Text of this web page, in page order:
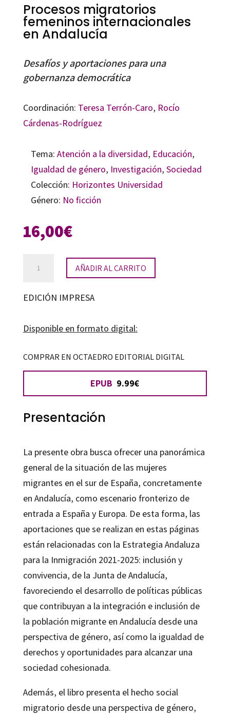
Procesos migratorios
femeninos internacionales
en Andalucía
Desafíos y aportaciones para una
gobernanza democrática
Coordinación: Teresa Terrón-Caro, Rocío
Cárdenas-Rodríguez
Tema: Atención a la diversidad, Educación,
Igualdad de género, Investigación, Sociedad
Colección: Horizontes Universidad
Género: No ficción
16,00€
migratorios
femeninos
en
Andalucía
cantidad
AÑADIR AL CARRITO
EDICIÓN IMPRESA
Disponible en formato digital:
COMPRAR EN OCTAEDRO EDITORIAL DIGITAL
EPUB 9.99€
Presentación
La presente obra busca ofrecer una panorámica
general de la situación de las mujeres
migrantes en el sur de España, concretamente
en Andalucía, como escenario fronterizo de
entrada a España y Europa. De esta forma, las
aportaciones que se realizan en estas páginas
están relacionadas con la Estrategia Andaluza
para la Inmigración 2021-2025: inclusión y
convivencia, de la Junta de Andalucía,
favoreciendo el desarrollo de políticas públicas
que contribuyan a la integración e inclusión de
la población migrante en Andalucía desde una
perspectiva de género, así como la igualdad de
derechos y oportunidades para alcanzar una
sociedad cohesionada.
Además, el libro presenta el hecho social
migratorio desde una perspectiva de género,